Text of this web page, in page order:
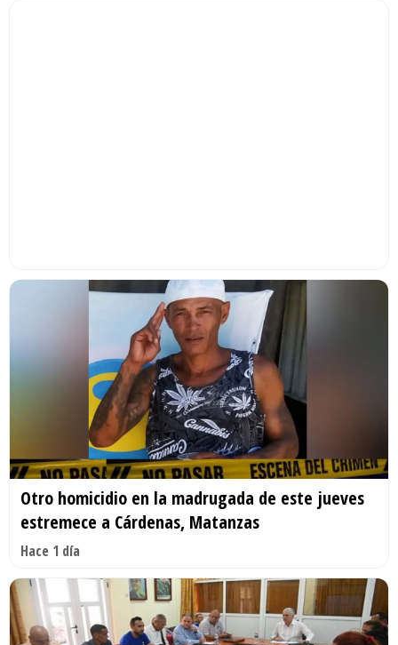
Otro homicidio en la madrugada de este jueves
estremece a Cárdenas, Matanzas
Hace 1 día